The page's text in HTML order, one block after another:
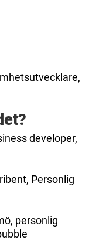
developer,
Personlig
personlig